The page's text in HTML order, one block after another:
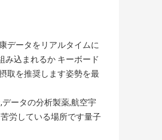
データをリアルタイムに
み込まれるか キーボード
取を推奨します姿勢を最
ータの分析製薬,航空宇
労している場所です量子